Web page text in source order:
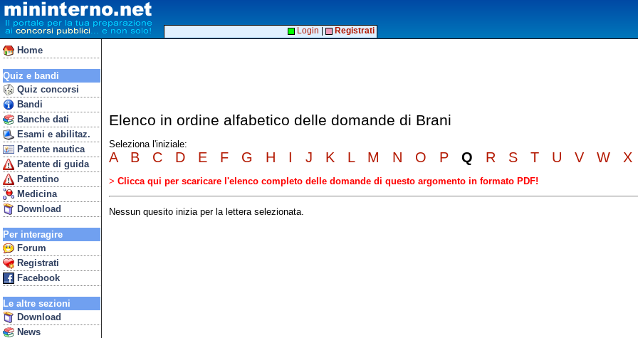
Home
Quiz e bandi
Quiz concorsi
Bandi
Banche dati
Esami e abilitaz.
Patente nautica
Patente di guida
Patentino
Medicina
Download
Per interagire
Forum
Registrati
Facebook
Le altre sezioni
Download
News
Login Registrati
Elenco in ordine alfabetico delle domande di Brani
Seleziona l'iniziale:
A B C D E F G H I J K L M N O P Q R S T U V W X
> Clicca qui per scaricare l'elenco completo delle domande di questo argomento in formato PDF!
Nessun quesito inizia per la lettera selezionata.